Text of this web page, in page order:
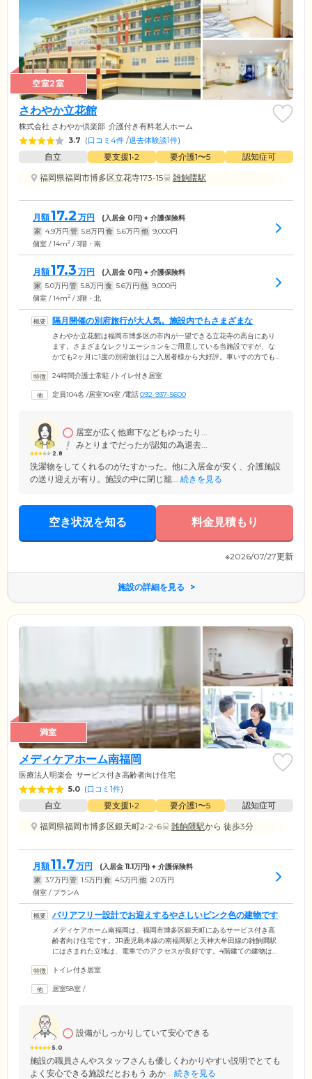
空室2室
さわやか立花館
株式会社 さわやか倶楽部 介護付き有料老人ホーム
3.7 (口コミ4件 /退去体験談1件)
自立 要支援1•2 要介護1〜5
認知症可
福岡県福岡市博多区立花寺173-15
雑餉隈駅
月額17.2 万円 (入居金 0円) + 介護保険料
家 4.9万円 管 5.8万円 食 5.6万円 他 9,000円
個室 / 14m2 / 3階・南
月額17.3 万円 (入居金 0円) + 介護保険料
家 5.0万円 管 5.8万円 食 5.6万円 他 9,000円
個室 / 14m2 / 3階・北
隔月開催の別府旅行が大人気。施設内でもさまざまな
さわやか立花館は福岡市博多区の市内が一望できる立花寺の高台にあり
ます。さまざまなレクリエーションをご用意している当施設ですが、な
かでも2ヶ月に1度の別府旅行はご入居者様から大好評。車いすの方でも
さま毎回楽しみにしています。またご入居のみなさまに四季の移ろいを
ョンを定期的に実施。五感を使って季節を感じ、日々の生活に刺激を与
も、ぜひご参加ください。
24時間介護士常駐 /トイレ付き居室
定員104名 /居室104室 /電話092-937-5600
2.8
居室が広く他廊下などもゆったり...
みとりまでだったが認知の為退去...
洗濯物をしてくれるのがたすかった。他に入居金が安く、介護施設
の送り迎えが有り。施設の中に閉じ籠... 続きを見る
空き状況を知る 料金見積もり
※2026/07/27更新
施設の詳細を見る
満室
メディケアホーム南福岡
医療法人明楽会 サービス付き高齢者向け住宅
5.0 (口コミ1件)
自立 要支援1•2 要介護1〜5
認知症可
福岡県福岡市博多区銀天町2-2-6
雑餉隈駅から 徒歩3分
月額11.7万円 (入居金11.1万円) + 介護保険料
家 3.7万円 管 1.5万円 食 4.5万円 他 2.0万円
個室 / プランA
バリアフリー設計でお迎えするやさしいピンク色の建物です
メディケアホーム南福岡は、福岡市博多区銀天町にあるサービス付き高
齢者向け住宅です。JR鹿児島本線の南福岡駅と天神大牟田線の雑餉隅駅
にはさまれた立地は、電車でのアクセスが良好です。4階建ての建物は淡
にしています。駐車スペースも十分にご用意し、ご家族様やご友人様も
感のあるゆったりしたつくりです。自然光が差し込む居室も、車いすで
トイレ付き居室
居室58室 /
5.0
設備がしっかりしていて安心できる
施設の職員さんやスタッフさんも優しくわかりやすい説明でとても
よく安心できる施設だとおもう あか... 続きを見る